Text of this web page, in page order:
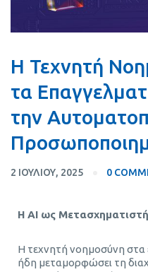
Η Τεχνητή
τα
την
2 ΙΟΥΛΊΟΥ, 2025 0
Η AI ως
Η τεχνητή νοημοσύνη στα
ήδη μεταμορφώσει τη